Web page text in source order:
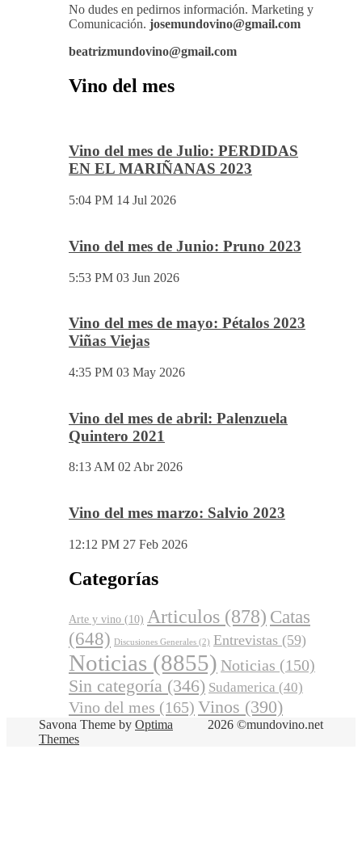
No dudes en pedirnos información. Marketing y
Comunicación. josemundovino@gmail.com
beatrizmundovino@gmail.com
Vino del mes
Vino del mes de Julio: PERDIDAS
EN EL MARIÑANAS 2023
5:04 PM 14 Jul 2026
Vino del mes de Junio: Pruno 2023
5:53 PM 03 Jun 2026
Vino del mes de mayo: Pétalos 2023
Viñas Viejas
4:35 PM 03 May 2026
Vino del mes de abril: Palenzuela
Quintero 2021
8:13 AM 02 Abr 2026
Vino del mes marzo: Salvio 2023
12:12 PM 27 Feb 2026
Categorías
Arte y vino (10) Articulos (878) Catas
(648) Discusiones Generales (2) Entrevistas (59)
Noticias (8855) Noticias (150)
Sin categoría (346) Sudamerica (40)
Vino del mes (165) Vinos (390)
2026 ©mundovino.net
Savona Theme by Optima
Themes